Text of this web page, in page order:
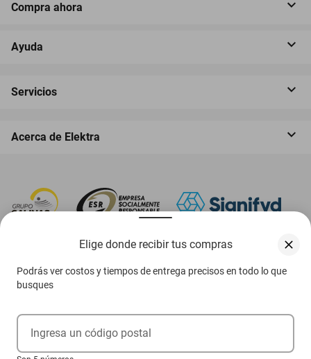
Elige donde recibir tus compras
Podrás ver costos y tiempos de entrega precisos en todo lo que
busques
Ingresa un código postal
Compra ahora
Ayuda
Servicios
Acerca de Elektra
‎ Descarga nuestra App Elektra
Aviso de privacidad